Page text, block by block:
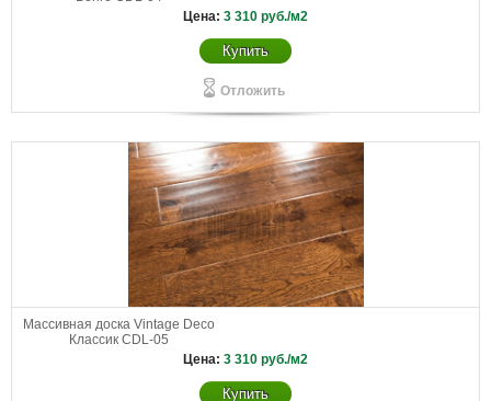
Цена: 3 310 руб./м2
Купить
Отложить
Массивная доска Vintage Deco
Классик CDL-05
Цена: 3 310 руб./м2
Купить